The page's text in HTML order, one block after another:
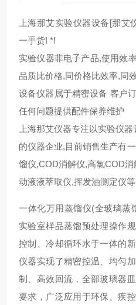
上海那艾实验仪器设备[那
一手货! *!
实验仪器非电子产品,使用效
品质比价格,同价格比效率,同
设备仪器属于精密设备 客户
任何问题提供配件保养维护
上海那艾仪器专注以实验仪
的仪器企业,目前销售生产有
馏仪,COD消解仪,高氯COD
动液液萃取仪,挥发油测定仪等
一体化万用蒸馏仪(全玻璃蒸
实验室样品蒸馏预处理操作
控制、冷却循环水于一体的
仪器实现了精密控温、均匀
制、高效回流，全部玻璃器
要求，广泛应用于环保、疾